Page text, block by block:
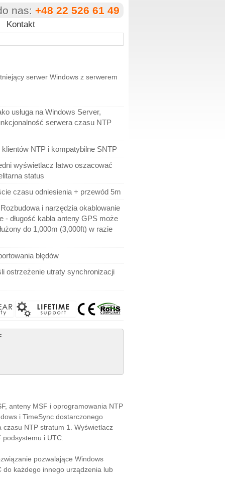
nas: +48 22 526 61 49
Kontakt
serwer Windows z serwerem
usługa na Windows Server,
serwera czasu NTP
klientów NTP i kompatybilne SNTP
wyświetlacz łatwo oszacować
status
czasu odniesienia + przewód 5m
i narzędzia okablowanie
- długość kabla anteny GPS może
do 1,000m (3,000ft) w razie
błędów
ostrzeżenie utraty synchronizacji
anteny MSF i oprogramowania NTP
i TimeSync dostarczonego
NTP stratum 1. Wyświetlacz
i UTC.
pozwalające Windows
do każdego innego urządzenia lub